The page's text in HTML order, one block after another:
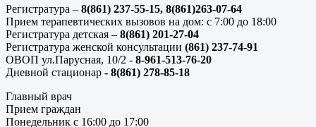
Регистратура – 8(861) 237-55-15, 8(861)263-07-64
Прием терапевтических вызовов на дом: с 7:00 до 18:00
Регистратура детская – 8(861) 201-27-04
Регистратура женской консультации (861) 237-74-91
ОВОП ул.Парусная, 10/2 - 8-961-513-76-20
Дневной стационар - 8(861) 278-85-18
Главный врач
Прием граждан
Понедельник с 16:00 до 17:00